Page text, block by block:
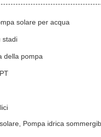
solare per acqua
stadi
della pompa
Pompa idrica